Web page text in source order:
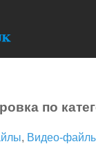
по
, Видео-